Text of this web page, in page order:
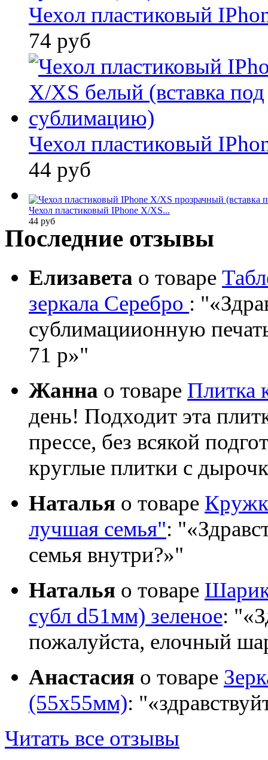
Чехол пластиковый
74 руб
Чехол пластиковый
44 руб
Чехол пластиковый IPhone X/XS...
44 руб
Последние отзывы
Елизавета о товаре
зеркала Серебро :
сублимациионную
71 р»
Жанна о товаре Плитка
день! Подходит эта
прессе, без всякой
круглые плитки с
Наталья о товаре
лучшая семья":
семья внутри?»
Наталья о товаре
субл d51мм) зеленое:
пожалуйста, елочный
Анастасия о товаре
(55х55мм):
Читать все отзывы